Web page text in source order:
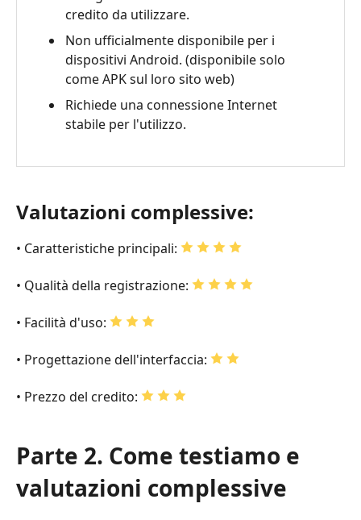
credito da utilizzare.
Non ufficialmente disponibile per i
dispositivi Android. (disponibile solo
come APK sul loro sito web)
Richiede una connessione Internet
stabile per l'utilizzo.
Valutazioni complessive:
• Caratteristiche principali:
• Qualità della registrazione:
• Facilità d'uso:
• Progettazione dell'interfaccia:
• Prezzo del credito:
Parte 2. Come testiamo e
valutazioni complessive